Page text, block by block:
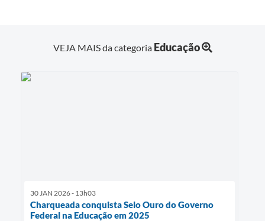
VEJA MAIS da categoria Educação
30 JAN 2026 - 13h03
Charqueada conquista Selo Ouro do Governo
Federal na Educação em 2025